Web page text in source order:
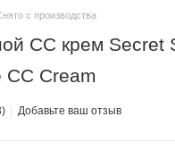
с производства
СС крем Secret
Cream
Добавьте ваш отзыв